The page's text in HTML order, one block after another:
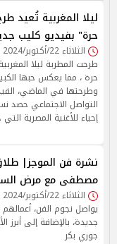
ليلا المغربية تُعيد
حرة" بفيديو كليب
الثلاثاء 22/أكتوبر/2024 - 05:21 م
طرحت المطربة ليلا
حرة ، مما يعكس حبها
وطرحتها في الماضي،
التواصل الاجتماعي حصد
إحياء للأغنية المصرية
نشرة فن الموجز|
مصطفى مع مرض
الثلاثاء 22/أكتوبر/2024 - 08:00 ص
يواصل نجوم الفن،
جديدة، بالإضافة إلى
جوري بكر